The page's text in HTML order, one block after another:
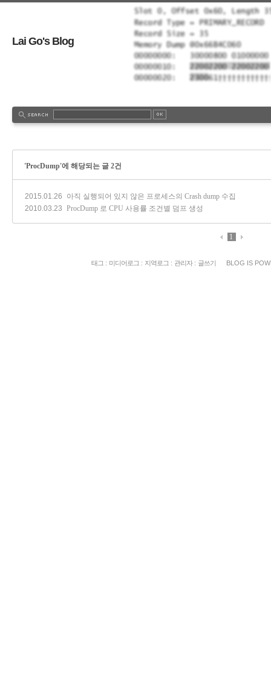
Lai Go's Blog
'ProcDump'에 해당되는 글 2건
2015.01.26
아직 실행되어 있지 않은 프로세스의 Crash dump 수집
2010.03.23 ProcDump 로 CPU 사용률 조건별 덤프 생성
1
태그 : 미디어로그 : 지역로그 : 관리자: 글쓰기 BLOG IS